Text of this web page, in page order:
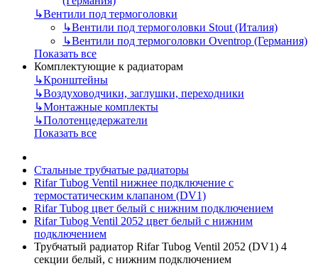
↳Вентили под термоголовки
↳Вентили под термоголовки Stout (Италия)
↳Вентили под термоголовки Oventrop (Германия)
Показать все
Комплектующие к радиаторам
↳Кронштейны
↳Воздуховодчики, заглушки, переходники
↳Монтажные комплекты
↳Полотенцедержатели
Показать все
Стальные трубчатые радиаторы
Rifar Tubog Ventil нижнее подключение с
термостатическим клапаном (DV1)
Rifar Tubog цвет белый с нижним подключением
Rifar Tubog Ventil 2052 цвет белый с нижним
подключением
Трубчатый радиатор Rifar Tubog Ventil 2052 (DV1) 4
секции белый, с нижним подключением